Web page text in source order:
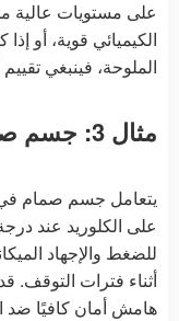
على مستويات عالية
الكيميائي قوية، أو
الملوحة، فينبغي تقييم
مثال 3: جسم صمام مصنع كيميائي
يتعامل جسم صمام
على الكلوريد عند
للضغط والإجهاد
هامش أمان كافيًا ضد